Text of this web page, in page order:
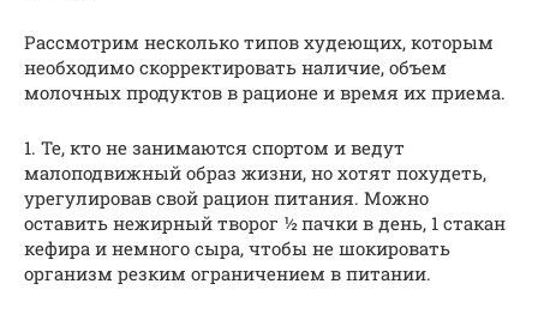
Рассмотрим несколько типов худеющих, которым
необходимо скорректировать наличие, объем
молочных продуктов в рационе и время их приема.
1. Те, кто не занимаются спортом и ведут
малоподвижный образ жизни, но хотят похудеть,
урегулировав свой рацион питания. Можно
оставить нежирный творог ½ пачки в день, 1 стакан
кефира и немного сыра, чтобы не шокировать
организм резким ограничением в питании.